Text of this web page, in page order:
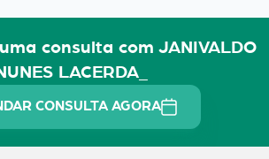
consulta com JANIVALDO
LACERDA_
CONSULTA AGORA